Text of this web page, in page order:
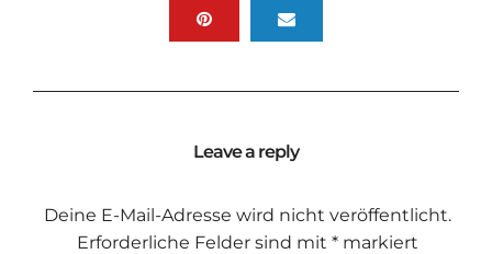
Leave a reply
Deine E-Mail-Adresse wird nicht veröffentlicht.
Erforderliche Felder sind mit *markiert